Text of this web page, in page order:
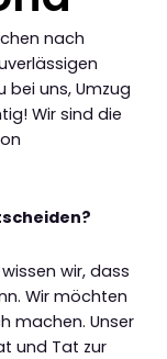
nach
bei uns, Umzug
Wir sind die
wir, dass
Wir möchten
machen. Unser
und Tat zur